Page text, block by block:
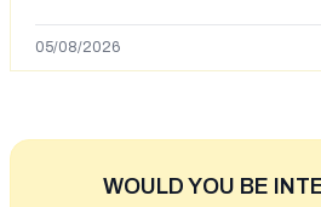
situación irregular a Ceuta
05/08/2026
WOULD YOU BE